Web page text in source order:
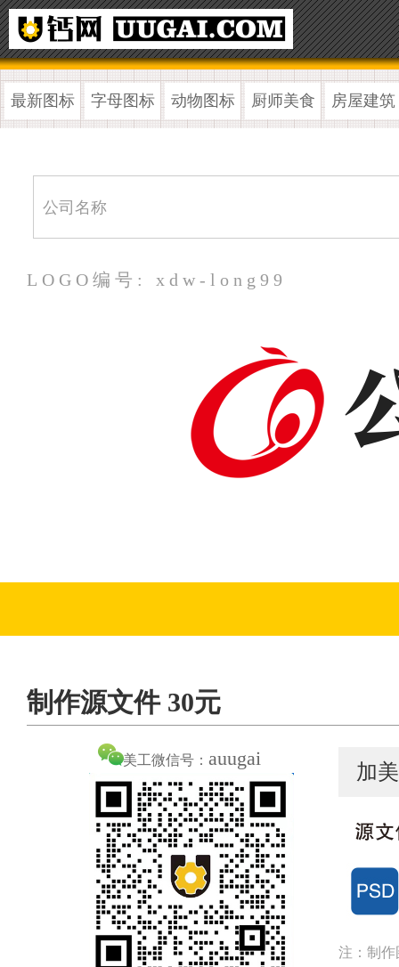
最新图标 字母图标 动物图标 厨师美食 房屋建筑
LOGO编号: xdw-long99
制作源文件 30元
美工微信号： auugai
加
注：制作